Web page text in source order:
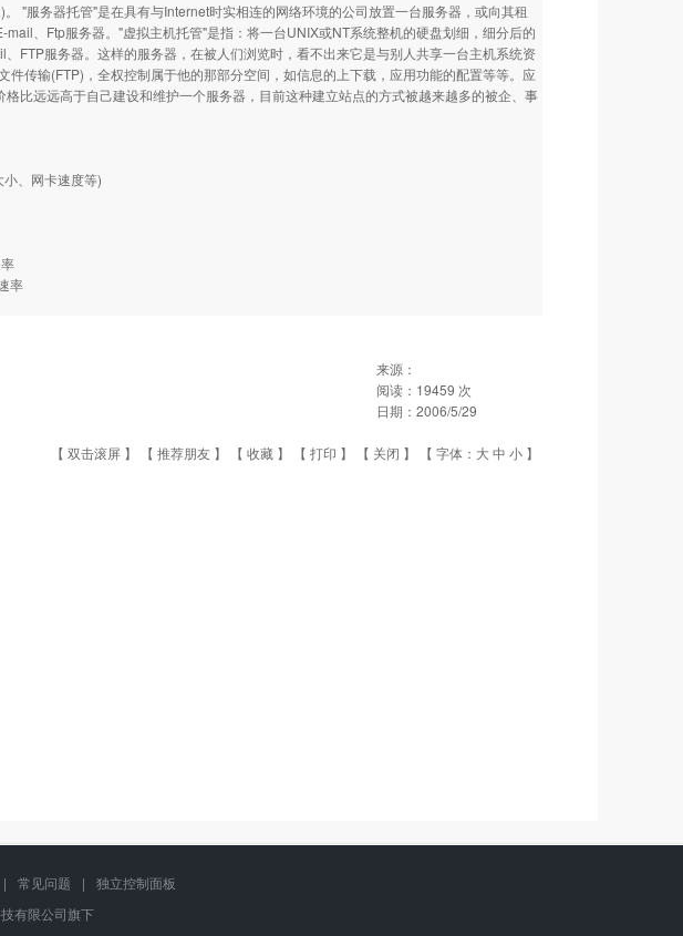
"服务器托管"是在具有与Internet时实相连的网络环境的公司放置一台服务器，或向其租
、Ftp服务器。"虚拟主机托管"是指：将一台UNIX或NT系统整机的硬盘划细，细分后的
FTP服务器。这样的服务器，在被人们浏览时，看不出来它是与别人共享一台主机系统资
传输(FTP)，全权控制属于他的那部分空间，如信息的上下载，应用功能的配置等等。应
比远远高于自己建设和维护一个服务器，目前这种建立站点的方式被越来越多的被企、事
、网卡速度等)
率
来源：
阅读： 19459 次
日期： 2006/5/29
【 双击滚屏 】 【 推荐朋友 】 【 收藏 】 【 打印 】 【 关闭 】 【 字体： 大中 小 】
| 常见问题 |
独立控制面板
有限公司旗下